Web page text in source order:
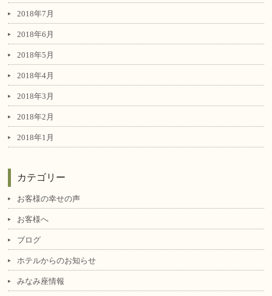
2018年7月
2018年6月
2018年5月
2018年4月
2018年3月
2018年2月
2018年1月
カテゴリー
お客様の幸せの声
お客様へ
ブログ
ホテルからのお知らせ
みなみ座情報